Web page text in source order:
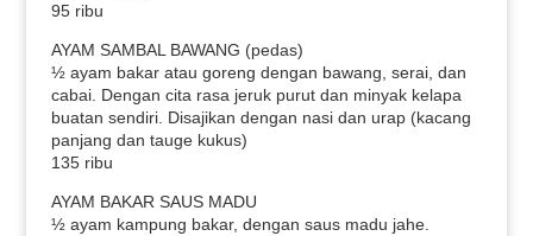
95 ribu
AYAM SAMBAL BAWANG (pedas)
½ ayam bakar atau goreng dengan bawang, serai, dan
cabai. Dengan cita rasa jeruk purut dan minyak kelapa
buatan sendiri. Disajikan dengan nasi dan urap (kacang
panjang dan tauge kukus)
135 ribu
AYAM BAKAR SAUS MADU
½ ayam kampung bakar, dengan saus madu jahe.